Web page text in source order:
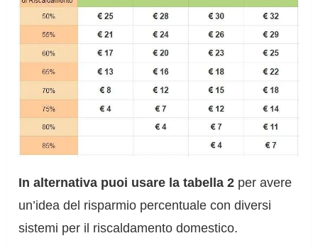
In alternativa puoi usare la tabella 2 per avere
un’idea del risparmio percentuale con diversi
sistemi per il riscaldamento domestico.